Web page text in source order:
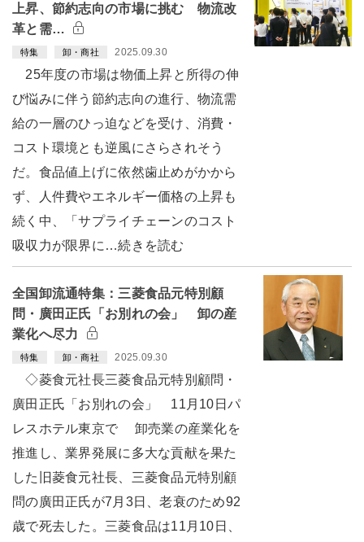
上昇、節約志向の市場に挑む 物流改
革と需…
特集 卸・商社 2025.09.30
25年度の市場は物価上昇と所得の伸
び悩みに伴う節約志向の進行、物流需
給の一層のひっ迫などを受け、消費・
コスト環境とも逆風にさらされそう
だ。食品値上げに依然歯止めがかから
ず、人件費やエネルギー価格の上昇も
続く中、「サプライチェーンのコスト
吸収力が限界に…続きを読む
全国卸流通特集：三菱食品元特別顧
問・廣田正氏「お別れの会」 卸の産
業化へ尽力
特集 卸・商社 2025.09.30
◇菱食元社長三菱食品元特別顧問・
廣田正氏「お別れの会」 11月10日パ
レスホテル東京で 卸売業の産業化を
推進し、業界発展に多大な貢献を果た
した旧菱食元社長、三菱食品元特別顧
問の廣田正氏が7月3日、老衰のため92
歳で死去した。三菱食品は11月10日、